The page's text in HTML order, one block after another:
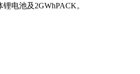
电池及2GWhPACK。